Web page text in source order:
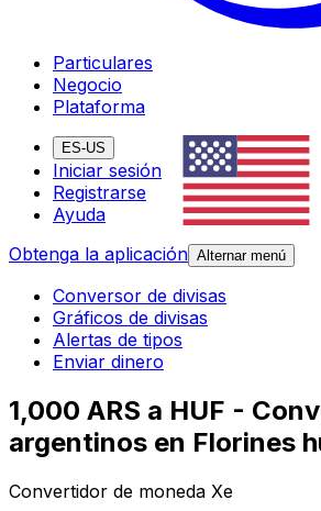
Particulares
Negocio
Plataforma
ES-US
Iniciar sesión
Registrarse
Ayuda
Obtenga la aplicación Alternar menú
Conversor de divisas
Gráficos de divisas
Alertas de tipos
Enviar dinero
1,000 ARS a HUF -
argentinos en Florines
Convertidor de moneda Xe